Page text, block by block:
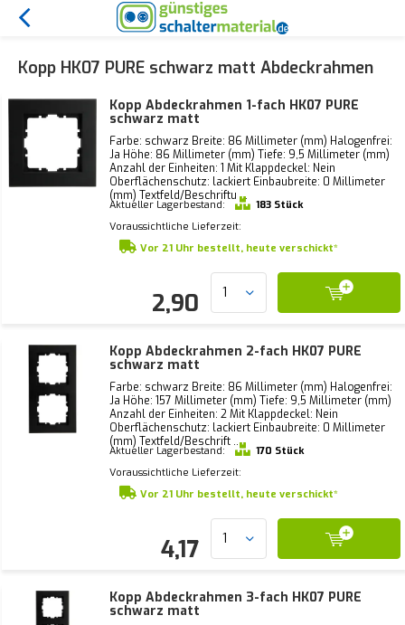
Kopp HK07 PURE schwarz matt Abdeckrahmen
Kopp Abdeckrahmen 1-fach HK07 PURE
schwarz matt
Farbe: schwarz Breite: 86 Millimeter (mm) Halogenfrei:
Ja Höhe: 86 Millimeter (mm) Tiefe: 9,5 Millimeter (mm)
Anzahl der Einheiten: 1 Mit Klappdeckel: Nein
Oberflächenschutz: lackiert Einbaubreite: 0 Millimeter
(mm) Textfeld/Beschriftu ...
Aktueller Lagerbestand:
183 Stück
Voraussichtliche Lieferzeit:
Vor 21 Uhr bestellt, heute verschickt*
2,90
Kopp Abdeckrahmen 2-fach HK07 PURE
schwarz matt
Farbe: schwarz Breite: 86 Millimeter (mm) Halogenfrei:
Ja Höhe: 157 Millimeter (mm) Tiefe: 9,5 Millimeter (mm)
Anzahl der Einheiten: 2 Mit Klappdeckel: Nein
Oberflächenschutz: lackiert Einbaubreite: 0 Millimeter
(mm) Textfeld/Beschrift ...
Aktueller Lagerbestand:
170 Stück
Voraussichtliche Lieferzeit:
Vor 21 Uhr bestellt, heute verschickt*
4,17
Kopp Abdeckrahmen 3-fach HK07 PURE
schwarz matt